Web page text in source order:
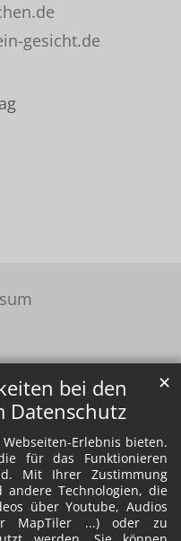
bei den
Datenschutz
Erlebnis bieten.
für das Funktionieren
Mit Ihrer Zustimmung
andere Technologien, die
über Youtube, Audios
MapTiler ...) oder zu
✕
gesicht.de